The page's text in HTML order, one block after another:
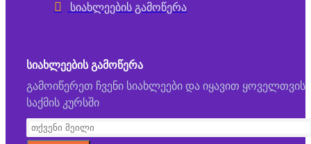
სიახლეების გამოწერა
ᲡᲘᲐᲮᲚᲔᲔᲑᲘᲡ ᲒᲐᲛᲝᲬᲔᲠᲐ
გამოიწერეთ ჩვენი სიახლეები და იყავით ყოველთვის
საქმის კურსში